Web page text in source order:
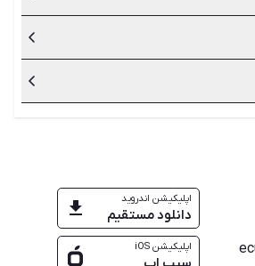
تهیه می‌کنند. با این حال از
اپلیکیشن اندروید
دانلود مستقیم
اپلیکیشن iOS